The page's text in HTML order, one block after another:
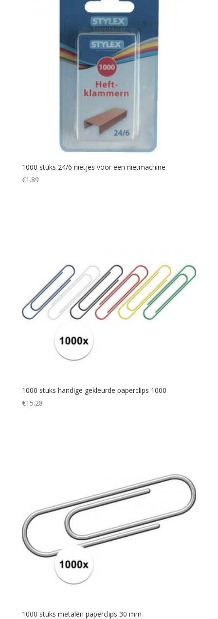
1000 stuks 24/6 nietjes voor een nietmachine
€1.89
1000 stuks handige gekleurde paperclips 1000
€15.28
1000 stuks metalen paperclips 30 mm